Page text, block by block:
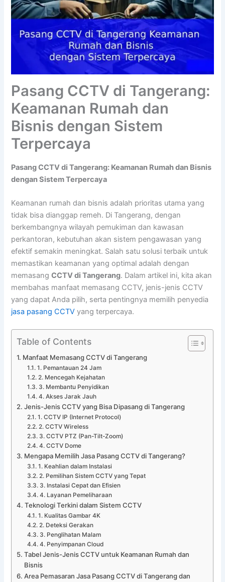
Pasang CCTV di Tangerang:
Keamanan Rumah dan
Bisnis dengan Sistem
Terpercaya
Pasang CCTV di Tangerang: Keamanan Rumah dan Bisnis
dengan Sistem Terpercaya
Keamanan rumah dan bisnis adalah prioritas utama yang
tidak bisa dianggap remeh. Di Tangerang, dengan
berkembangnya wilayah pemukiman dan kawasan
perkantoran, kebutuhan akan sistem pengawasan yang
efektif semakin meningkat. Salah satu solusi terbaik untuk
memastikan keamanan yang optimal adalah dengan
memasangCCTV di Tangerang. Dalam artikel ini, kita akan
membahas manfaat memasang CCTV, jenis-jenis CCTV
yang dapat Anda pilih, serta pentingnya memilih penyedia
jasa pasang CCTV yang terpercaya.
Table of Contents
Manfaat Memasang CCTV di Tangerang
1. Pemantauan 24 Jam
2. Mencegah Kejahatan
3. Membantu Penyidikan
4. Akses Jarak Jauh
Jenis-Jenis CCTV yang Bisa Dipasang di Tangerang
1. CCTV IP (Internet Protocol)
2. CCTV Wireless
3. CCTV PTZ (Pan-Tilt-Zoom)
4. CCTV Dome
Mengapa Memilih Jasa Pasang CCTV di Tangerang?
1. Keahlian dalam Instalasi
2. Pemilihan Sistem CCTV yang Tepat
3. Instalasi Cepat dan Efisien
4. Layanan Pemeliharaan
Teknologi Terkini dalam Sistem CCTV
1. Kualitas Gambar 4K
2. Deteksi Gerakan
3. Penglihatan Malam
4. Penyimpanan Cloud
Tabel Jenis-Jenis CCTV untuk Keamanan Rumah dan
Bisnis
Area Pemasaran Jasa Pasang CCTV di Tangerang dan